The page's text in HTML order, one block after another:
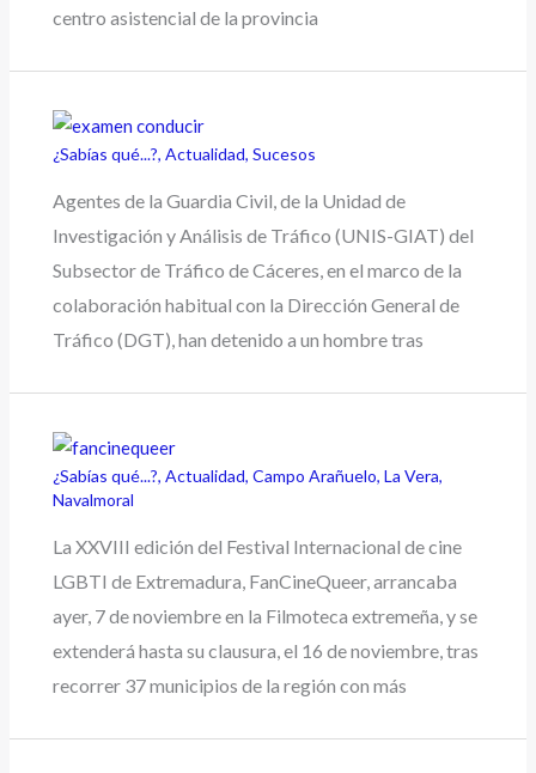
centro asistencial de la provincia
¿Sabías qué...?,Actualidad,Sucesos
Agentes de la Guardia Civil, de la Unidad de
Investigación y Análisis de Tráfico (UNIS-GIAT) del
Subsector de Tráfico de Cáceres, en el marco de la
colaboración habitual con la Dirección General de
Tráfico (DGT), han detenido a un hombre tras
¿Sabías qué...?,Actualidad,Campo Arañuelo,La Vera,
Navalmoral
La XXVIII edición del Festival Internacional de cine
LGBTI de Extremadura, FanCineQueer, arrancaba
ayer, 7 de noviembre en la Filmoteca extremeña, y se
extenderá hasta su clausura, el 16 de noviembre, tras
recorrer 37 municipios de la región con más